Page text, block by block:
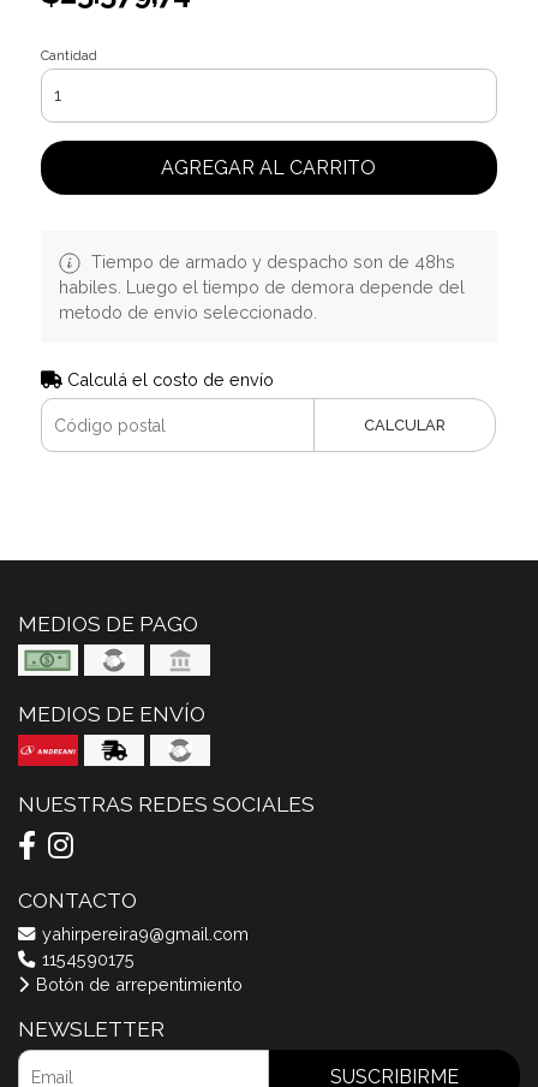
Cantidad
AGREGAR AL CARRITO
Tiempo de armado y despacho son de 48hs
habiles. Luego el tiempo de demora depende del
metodo de envio seleccionado.
Calculá el costo de envío
CALCULAR
MEDIOS DE PAGO
MEDIOS DE ENVÍO
NUESTRAS REDES SOCIALES
CONTACTO
yahirpereira9@gmail.com
1154590175
Botón de arrepentimiento
NEWSLETTER
SUSCRIBIRME